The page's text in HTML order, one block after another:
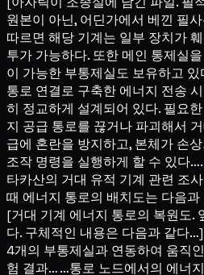
원본이 아닌, 어딘가에서 베낀 필
따르면 해당 기계는 일부 장치가
투가 가능하다. 또한 메인 통제실
이 가능한 부통제실도 보유하고
통로 연결로 구축한 에너지 전송
히 정교하게 설계되어 있다. 필요
지 공급 통로를 끊거나 파괴해서
급에 혼란을 방지하고, 본체가 손
조작 명령을 실행하게 할 수 있다
타카산의 거대 유적 기계 관련 조
때 에너지 통로의 배치도는 다음
[거대 기계 에너지 통로의 복원도.
다. 구체적인 내용은 다음과 같다
4개의 부통제실과 연동하여 움직
험 결과… …통로 노드에서의 에너